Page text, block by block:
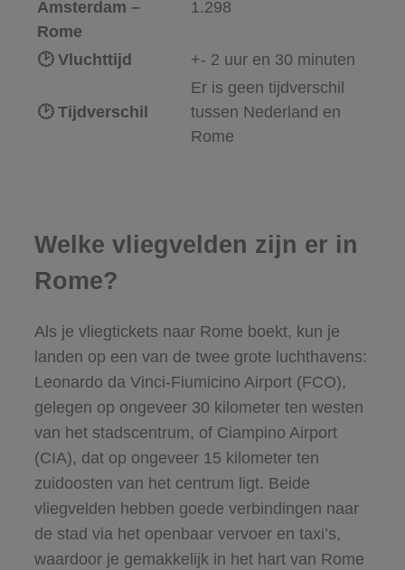
Amsterdam –
Rome
1.298
🕑 Vluchttijd +- 2 uur en 30 minuten
🕑 Tijdverschil
Er is geen tijdverschil
tussen Nederland en
Rome
Welke vliegvelden zijn er in
Rome?
Als je vliegtickets naar Rome boekt, kun je
landen op een van de twee grote luchthavens:
Leonardo da Vinci-Fiumicino Airport (FCO),
gelegen op ongeveer 30 kilometer ten westen
van het stadscentrum, of Ciampino Airport
(CIA), dat op ongeveer 15 kilometer ten
zuidoosten van het centrum ligt. Beide
vliegvelden hebben goede verbindingen naar
de stad via het openbaar vervoer en taxi’s,
waardoor je gemakkelijk in het hart van Rome